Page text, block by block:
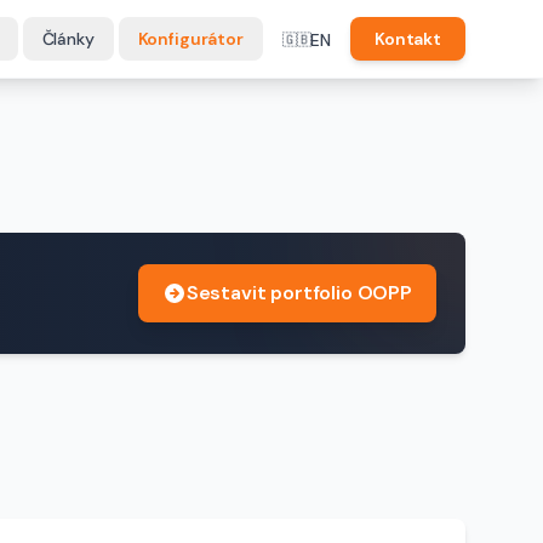
Články Konfigurátor 🇬🇧EN Kontakt
Sestavit portfolio OOPP